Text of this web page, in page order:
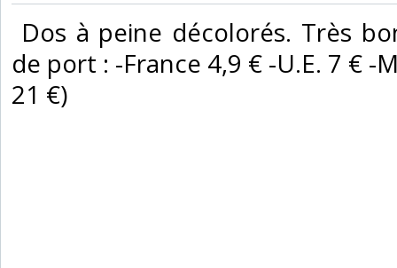
Dos à peine décolorés. Très
de port : -France 4,9 € -U.E. 7 € -
21 €) ‎